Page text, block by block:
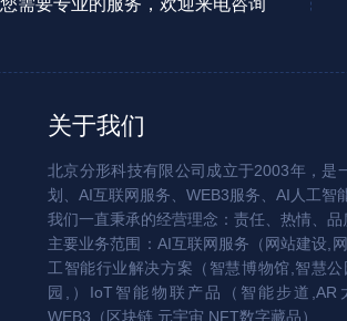
需要专业的服务，欢迎来电咨询
关于我们
北京分形科技有限公司成立于2003年，是
划、AI互联网服务、WEB3服务、AI人工智
我们一直秉承的经营理念：责任、热情、品
主要业务范围：AI互联网服务（网站建设,
工智能行业解决方案（智慧博物馆,智慧
园,）IoT智能物联产品（智能步道,AR
WEB3（区块链,元宇宙,NFT数字藏品）